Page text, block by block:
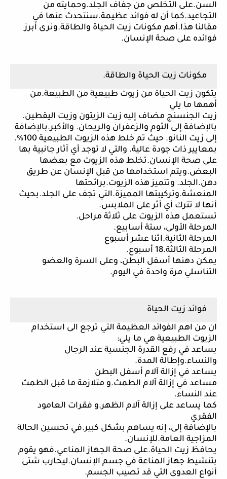
السن.على التخلص من جفاف الجلد.وحمايته من
التجاعيد.كما أن له فوائد عظيمة.سنتحدث عنها في
مقالنا هذا.أهم مكونات زيت الحياة والطاقة.ونرى أبرز
فوائده على صحة الإنسان.
مكونات زيت الحياة والطاقة.
يتكون زيت الحياة من زيوت طبيعية من الطبيعة.من
أهمها ما يلي
زيت الجنسنج مضاف إليه زيت الزيتون وزيت اليقطين.
بالإضافة إلى الثوم والزعفران والريحان. والأكبر.بالإضافة
إلى زيت النانو. حيث تم خلط هذه الزيوت الطبيعية 100%.
بمعايير ذات جودة عالية. والتي لا توجد أي آثار جانبية بها
على صحة الإنسان.تخلط هذه الزيوت مع بعضها
البعض.ويتم استخدامها من قبل الإنسان عن طريق
دهن.الجلد. وتتميز هذه الزيوت.برائحتها
المنعشة.وتركيبتها المميزة.التي تجف على الجلد.بحيث
أنها لا تترك أي أثر على الملابس.
تستعمل هذه الزيوت على ثلاثة مراحل.
المرحلة الأولى، ستة أسابيع.
المرحلة الثانية.اثنا عشر أسبوع
المرحلة الثالثة.18 أسبوع.
يمكن دهنها أسفل البطن، وعلى السرة والعضو
التناسلي مرة واحدة في اليوم.
فوائد زيت الحياة
ان من اهم الفوائد العظيمة التي ترجع الى استخدام
الزيوت الطبيعية هي ما يلي:
يساعد في رفع القدرة الجنسية عند الرجال
والنساء.وإطالة المدة.
يساعد في إزالة آلام أسفل البطن
مساعد في إزالة آلام الطمث.و متلازمة ما قبل الطمث
عند النساء.
كما يساعد على إزالة آلام الظهر.و فقرات العامود
الفقري
بالإضافة إلى، إنه يساهم بشكل كبير.في تحسين الحالة
المزاجية العامة.للإنسان.
يحافظ زيت الحياة.على صحة الجهاز المناعي.فهو يقوم
بتنشيط جهاز المناعة في جسم الإنسان.ليحارب شتى
أنواع العدوى التي قد تصيب الجسم.